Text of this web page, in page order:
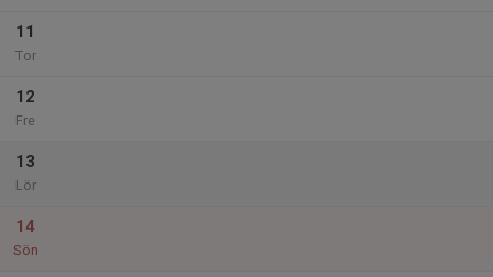
11
Tor
12
Fre
13
Lör
14
Sön